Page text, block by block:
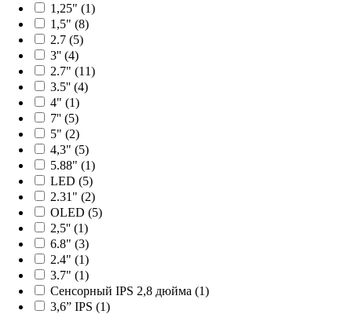
1,25" (1)
1,5" (8)
2.7 (5)
3'' (4)
2.7" (11)
3.5'' (4)
4" (1)
7'' (5)
5" (2)
4,3" (5)
5.88" (1)
LED (5)
2.31" (2)
OLED (5)
2,5'' (1)
6.8" (3)
2.4" (1)
3.7" (1)
Сенсорный IPS 2,8 дюйма (1)
3,6” IPS (1)